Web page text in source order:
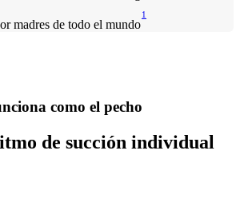
madres de todo el mundo
1
como el pecho
de succión individual